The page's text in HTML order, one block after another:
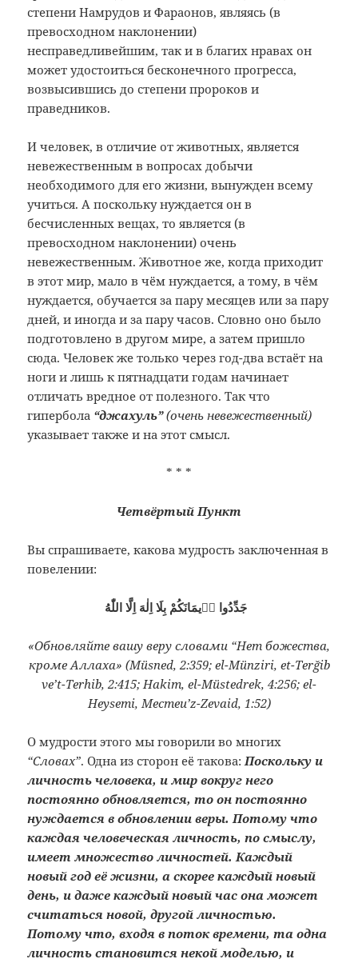
степени Намрудов и Фараонов, являясь (в
превосходном наклонении)
несправедливейшим, так и в благих нравах он
может удостоиться бесконечного прогресса,
возвысившись до степени пророков и
праведников.
И человек, в отличие от животных, является
невежественным в вопросах добычи
необходимого для его жизни, вынужден всему
учиться. А поскольку нуждается он в
бесчисленных вещах, то является (в
превосходном наклонении) очень
невежественным. Животное же, когда приходит
в этот мир, мало в чём нуждается, а тому, в чём
нуждается, обучается за пару месяцев или за пару
дней, и иногда и за пару часов. Словно оно было
подготовлено в другом мире, а затем пришло
сюда. Человек же только через год-два встаёт на
ноги и лишь к пятнадцати годам начинает
отличать вредное от полезного. Так что
гипербола “джахуль” (очень невежественный)
указывает также и на этот смысл.
* * *
Четвёртый Пункт
Вы спрашиваете, какова мудрость заключенная в
повелении:
جَدِّدُوا اٖيمَانَكُمْ بِلَا اِلٰهَ اِلَّا اللّٰهُ
«Обновляйте вашу веру словами “Нет божества,
кроме Аллаха» (Müsned, 2:359; el-Münziri, et-Terğib
ve’t-Terhib, 2:415; Hakim, el-Müstedrek, 4:256; el-
Heysemi, Mecmeu’z-Zevaid, 1:52)
О мудрости этого мы говорили во многих
“Словах”. Одна из сторон её такова:Поскольку и
личность человека, и мир вокруг него
постоянно обновляется, то он постоянно
нуждается в обновлении веры. Потому что
каждая человеческая личность, по смыслу,
имеет множество личностей. Каждый
новый год её жизни, а скорее каждый новый
день, и даже каждый новый час она может
считаться новой, другой личностью.
Потому что, входя в поток времени, та одна
личность становится некой моделью, и